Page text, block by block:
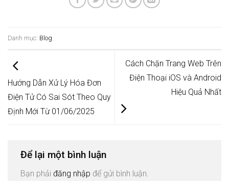
Danh mục: Blog
Hướng Dẫn Xử Lý Hóa Đơn
Điện Tử Có Sai Sót Theo Quy
Định Mới Từ 01/06/2025
Cách Chặn Trang Web Trên
Điện Thoại iOS và Android
Hiệu Quả Nhất
Để lại một bình luận
Bạn phải đăng nhập để gửi bình luận.